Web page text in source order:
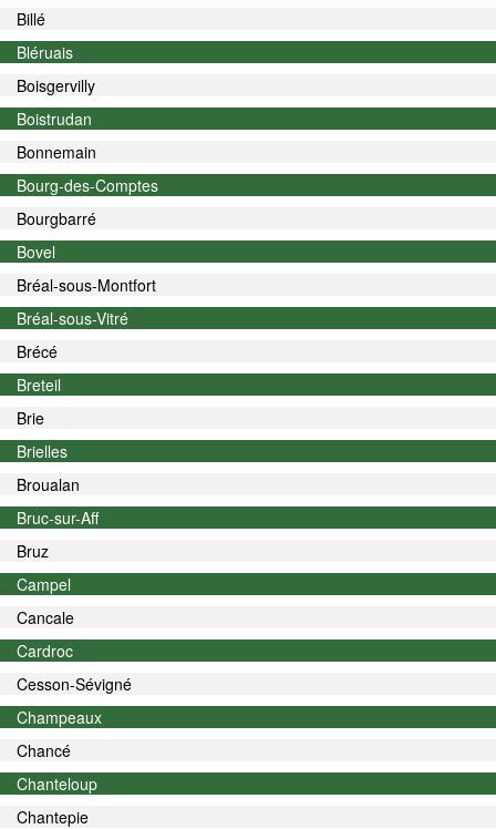
Billé
Bléruais
Boisgervilly
Boistrudan
Bonnemain
Bourg-des-Comptes
Bourgbarré
Bovel
Bréal-sous-Montfort
Bréal-sous-Vitré
Brécé
Breteil
Brie
Brielles
Broualan
Bruc-sur-Aff
Bruz
Campel
Cancale
Cardroc
Cesson-Sévigné
Champeaux
Chancé
Chanteloup
Chantepie